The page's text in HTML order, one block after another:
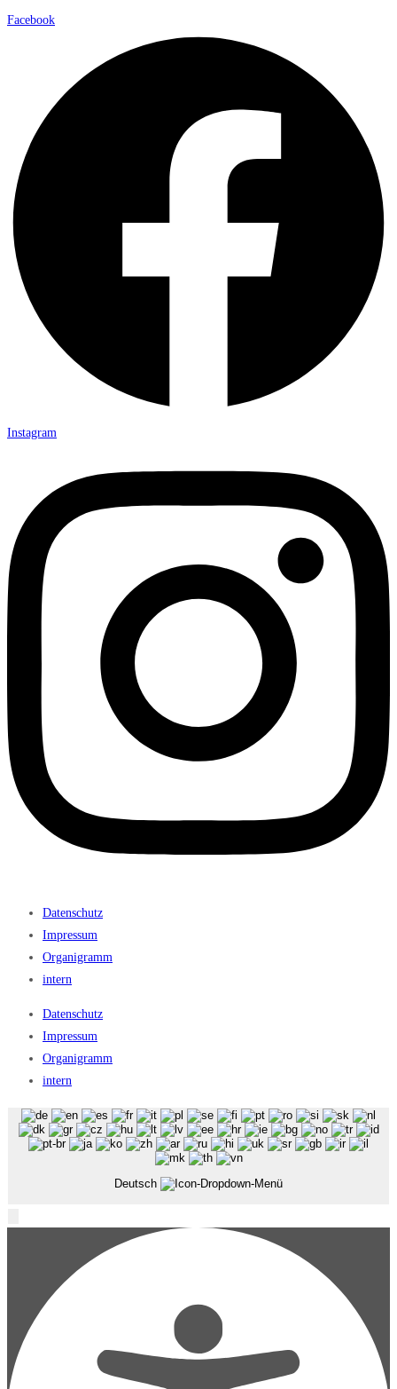
Facebook
Instagram
Datenschutz
Impressum
Organigramm
intern
Datenschutz
Impressum
Organigramm
intern
Deutsch